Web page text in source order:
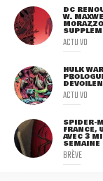
DC
W.
ACTU VO
HULK
ACTU VO
SPIDER-
FRANCE,
AVEC 3
SEMAINE
BRÈVE